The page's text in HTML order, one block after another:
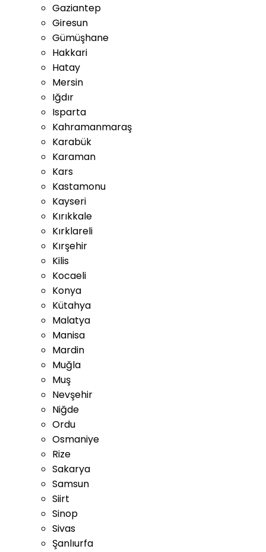
Gaziantep
Giresun
Gümüşhane
Hakkari
Hatay
Mersin
Iğdır
Isparta
Kahramanmaraş
Karabük
Karaman
Kars
Kastamonu
Kayseri
Kırıkkale
Kırklareli
Kırşehir
Kilis
Kocaeli
Konya
Kütahya
Malatya
Manisa
Mardin
Muğla
Muş
Nevşehir
Niğde
Ordu
Osmaniye
Rize
Sakarya
Samsun
Siirt
Sinop
Sivas
Şanlıurfa